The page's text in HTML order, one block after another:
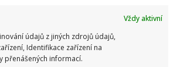
Vždy aktivní
údajů z jiných zdrojů údajů,
Identifikace zařízení na
přenášených informací.